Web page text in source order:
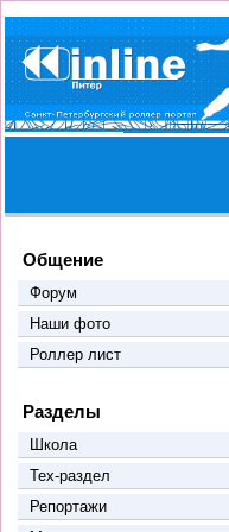
Общение
Форум
Наши фото
Роллер лист
Разделы
Школа
Тех-раздел
Репортажи